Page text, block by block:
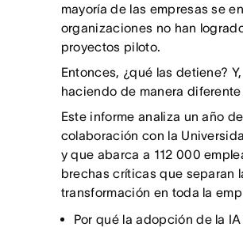
mayoría de las empresas se
organizaciones no han
proyectos piloto.
Entonces, ¿qué las detiene?
haciendo de manera
Este informe analiza un año
colaboración con la
y que abarca a 112 000
brechas críticas que separan
transformación en toda la
Por qué la adopción de la